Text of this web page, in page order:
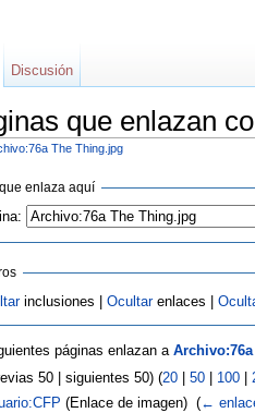
que enlazan
The Thing.jpg
enlaza aquí
inclusiones | Ocultarenlaces |
páginas enlazan a
50 | siguientes 50) (20 50 100
(Enlace de imagen) ‎(←
Discusión